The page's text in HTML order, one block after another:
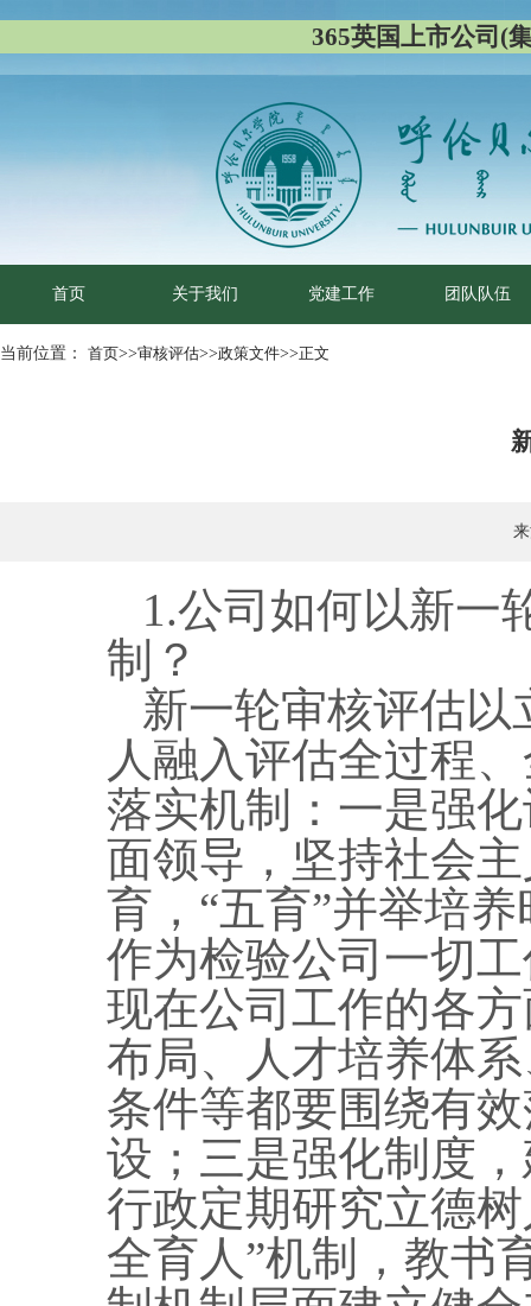
365英国上市公司(
首页 关于我们 党建工作 团队队伍
当前位置： 首页>>审核评估>>政策文件>>正文
1.公司如何以新一
制？
新一轮审核评估
人融入评估全过程
落实机制：一是强
面领导，坚持社会
育，“五育”并举培
作为检验公司一切
现在公司工作的各
布局、人才培养体
条件等都要围绕有
设；三是强化制度
行政定期研究立德
全育人”机制，教书